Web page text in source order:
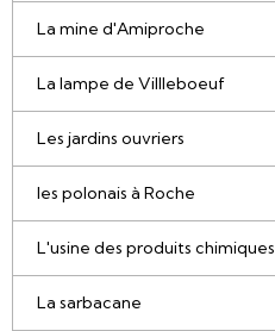
La mine d'Amiproche
La lampe de Villleboeuf
Les jardins ouvriers
les polonais à Roche
L'usine des produits chimiques
La sarbacane